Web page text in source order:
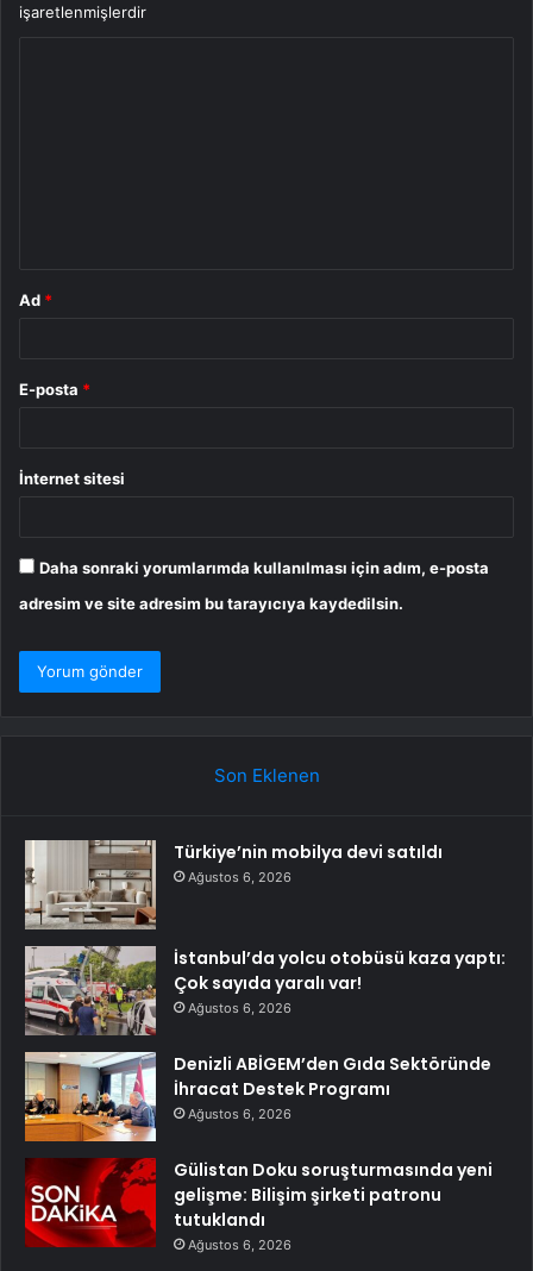
işaretlenmişlerdir
Ad *
E-posta *
İnternet sitesi
Daha sonraki yorumlarımda kullanılması için adım, e-posta
adresim ve site adresim bu tarayıcıya kaydedilsin.
Son Eklenen
Türkiye’nin mobilya devi satıldı
Ağustos 6, 2026
İstanbul’da yolcu otobüsü kaza yaptı:
Çok sayıda yaralı var!
Ağustos 6, 2026
Denizli ABİGEM’den Gıda Sektöründe
İhracat Destek Programı
Ağustos 6, 2026
Gülistan Doku soruşturmasında yeni
gelişme: Bilişim şirketi patronu
tutuklandı
Ağustos 6, 2026